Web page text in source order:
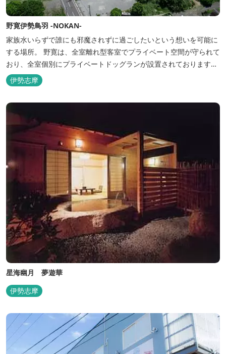
野寛伊勢鳥羽 -NOKAN-
家族水いらずで誰にも邪魔されずに過ごしたいという想いを可能に
する場所。 野寛は、全室離れ型客室でプライベート空間が守られて
おり、全室個別にプライベートドッグランが設置されております。
室内面積66㎡～115㎡、プライベートドッグラン面積140㎡～330㎡
を設置した広い作りで、 和モダンをコンセプトとした洗練されたデ
ラ...
伊勢志摩
星海幽月 夢遊華
伊勢志摩